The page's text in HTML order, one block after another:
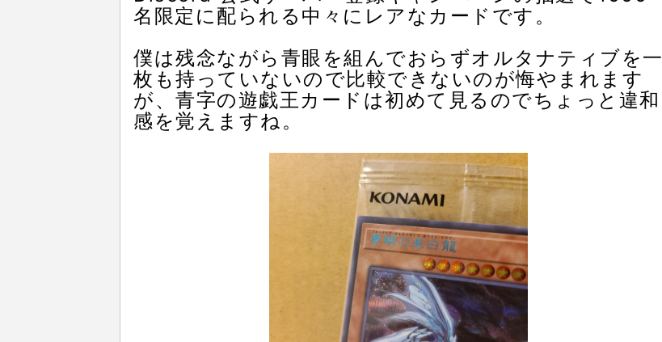
名限定に配られる中々にレアなカードです。
僕は残念ながら青眼を組んでおらずオルタナティブを一
枚も持っていないので比較できないのが悔やまれます
が、青字の遊戯王カードは初めて見るのでちょっと違和
感を覚えますね。